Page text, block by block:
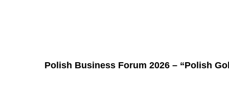
Polish Business Forum 2026 – “Polish